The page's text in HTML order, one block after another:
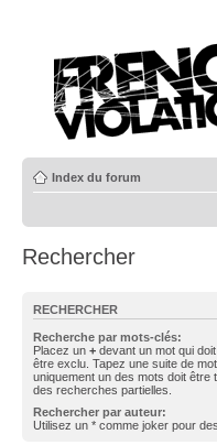
Index du forum
Rechercher
RECHERCHER
Recherche par mots-clés:
Placez un + devant un mot qui
être exclu. Tapez une suite de
uniquement un des mots doit
des recherches partielles.
Rechercher par auteur:
Utilisez un * comme joker pour